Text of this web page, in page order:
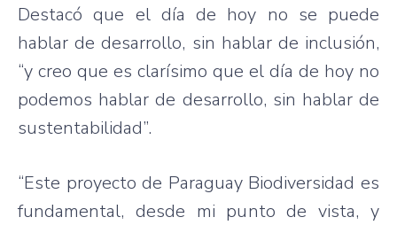
Destacó que el día de hoy no se puede
hablar de desarrollo, sin hablar de inclusión,
“y creo que es clarísimo que el día de hoy no
podemos hablar de desarrollo, sin hablar de
sustentabilidad”.
“Este proyecto de Paraguay Biodiversidad es
fundamental, desde mi punto de vista, y